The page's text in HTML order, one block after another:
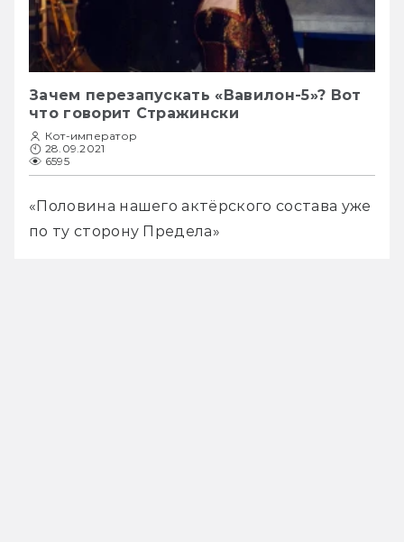
Зачем перезапускать «Вавилон-5»? Вот
что говорит Стражински
Кот-император
28.09.2021
6595
«Половина нашего актёрского состава уже
по ту сторону Предела»